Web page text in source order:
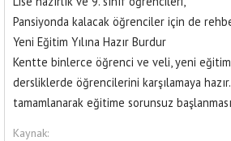
Pansiyonda kalacak öğrenciler için de
Yeni Eğitim Yılına Hazır Burdur
Kentte binlerce öğrenci ve veli, yeni eğitim
dersliklerde öğrencilerini karşılamaya
tamamlanarak eğitime sorunsuz
Kaynak: